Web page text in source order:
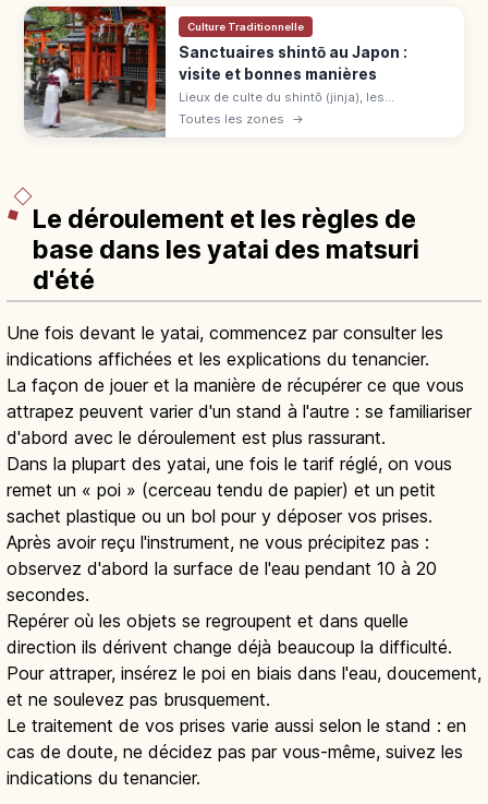
Culture Traditionnelle
Sanctuaires shintō au Japon :
visite et bonnes manières
Lieux de culte du shintō (jinja), les
sanctuaires japonais sont environ 80 000
Toutes les zones →
Le déroulement et les règles de
base dans les yatai des matsuri
d'été
Une fois devant le yatai, commencez par consulter les
indications affichées et les explications du tenancier.
La façon de jouer et la manière de récupérer ce que vous
attrapez peuvent varier d'un stand à l'autre : se familiariser
d'abord avec le déroulement est plus rassurant.
Dans la plupart des yatai, une fois le tarif réglé, on vous
remet un « poi » (cerceau tendu de papier) et un petit
sachet plastique ou un bol pour y déposer vos prises.
Après avoir reçu l'instrument, ne vous précipitez pas :
observez d'abord la surface de l'eau pendant 10 à 20
secondes.
Repérer où les objets se regroupent et dans quelle
direction ils dérivent change déjà beaucoup la difficulté.
Pour attraper, insérez le poi en biais dans l'eau, doucement,
et ne soulevez pas brusquement.
Le traitement de vos prises varie aussi selon le stand : en
cas de doute, ne décidez pas par vous-même, suivez les
indications du tenancier.